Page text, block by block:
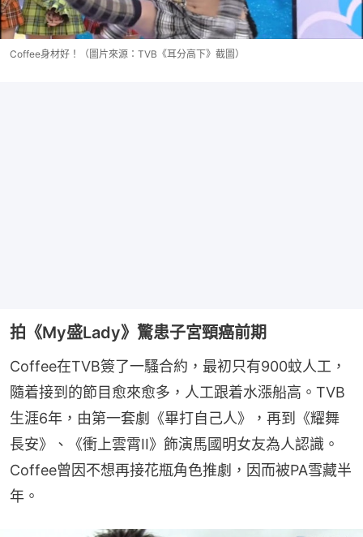
Coffee身材好！（圖片來源：TVB《耳分高下》截圖）
拍《My盛Lady》驚患子宮頸癌前期
Coffee在TVB簽了一騷合約，最初只有900蚊人工，
隨着接到的節目愈來愈多，人工跟着水漲船高。TVB
生涯6年，由第一套劇《畢打自己人》，再到《耀舞
長安》、《衝上雲霄II》飾演馬國明女友為人認識。
Coffee曾因不想再接花瓶角色推劇，因而被PA雪藏半
年。